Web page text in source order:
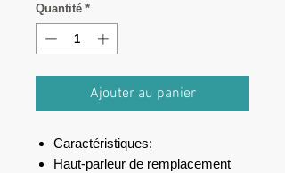
Quantité *
Ajouter au panier
Caractéristiques:
Haut-parleur de remplacement